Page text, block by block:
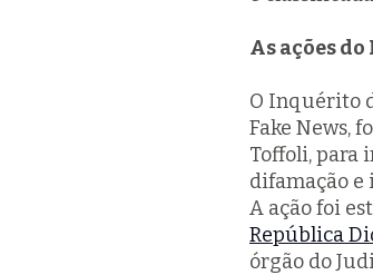
As ações
O Inquérito
Fake News,
Toffoli, para
difamação e
A ação foi
República
órgão do